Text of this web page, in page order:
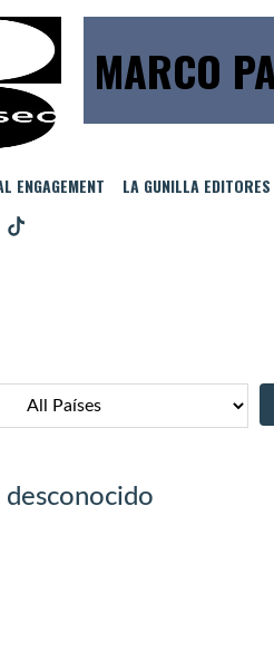
MARCO
ENGAGEMENT LA GUNILLA EDITORES
desconocido